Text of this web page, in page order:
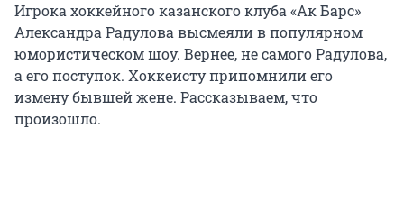
Игрока хоккейного казанского клуба «Ак Барс»
Александра Радулова высмеяли в популярном
юмористическом шоу. Вернее, не самого Радулова,
а его поступок. Хоккеисту припомнили его
измену бывшей жене. Рассказываем, что
произошло.